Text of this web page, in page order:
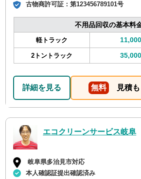
古物商許可証：第123456789101号
不用品回収の基本料
軽トラック 11,000
2トントラック 35,000
詳細を見る 無料 見積も
エコクリーンサービス岐阜
岐阜県多治見市対応
本人確認証提出確認済み